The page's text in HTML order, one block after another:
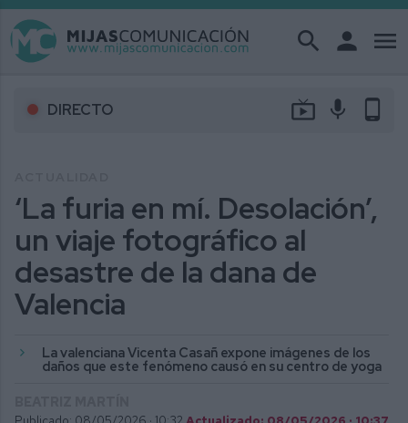
search person menu
DIRECTO live_tv mic phone_android
‘La furia en mí. Desolación’,
un viaje fotográfico al
desastre de la dana de
Valencia
La valenciana Vicenta Casañ expone imágenes de los
daños que este fenómeno causó en su centro de yoga